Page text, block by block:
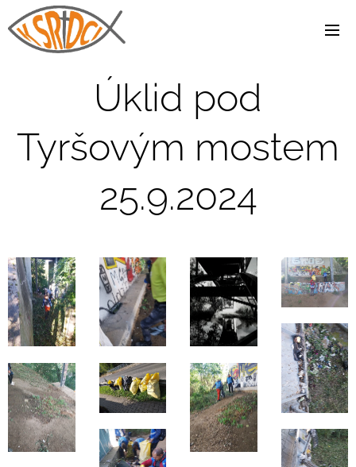
Úklid pod
Tyršovým mostem
25.9.2024